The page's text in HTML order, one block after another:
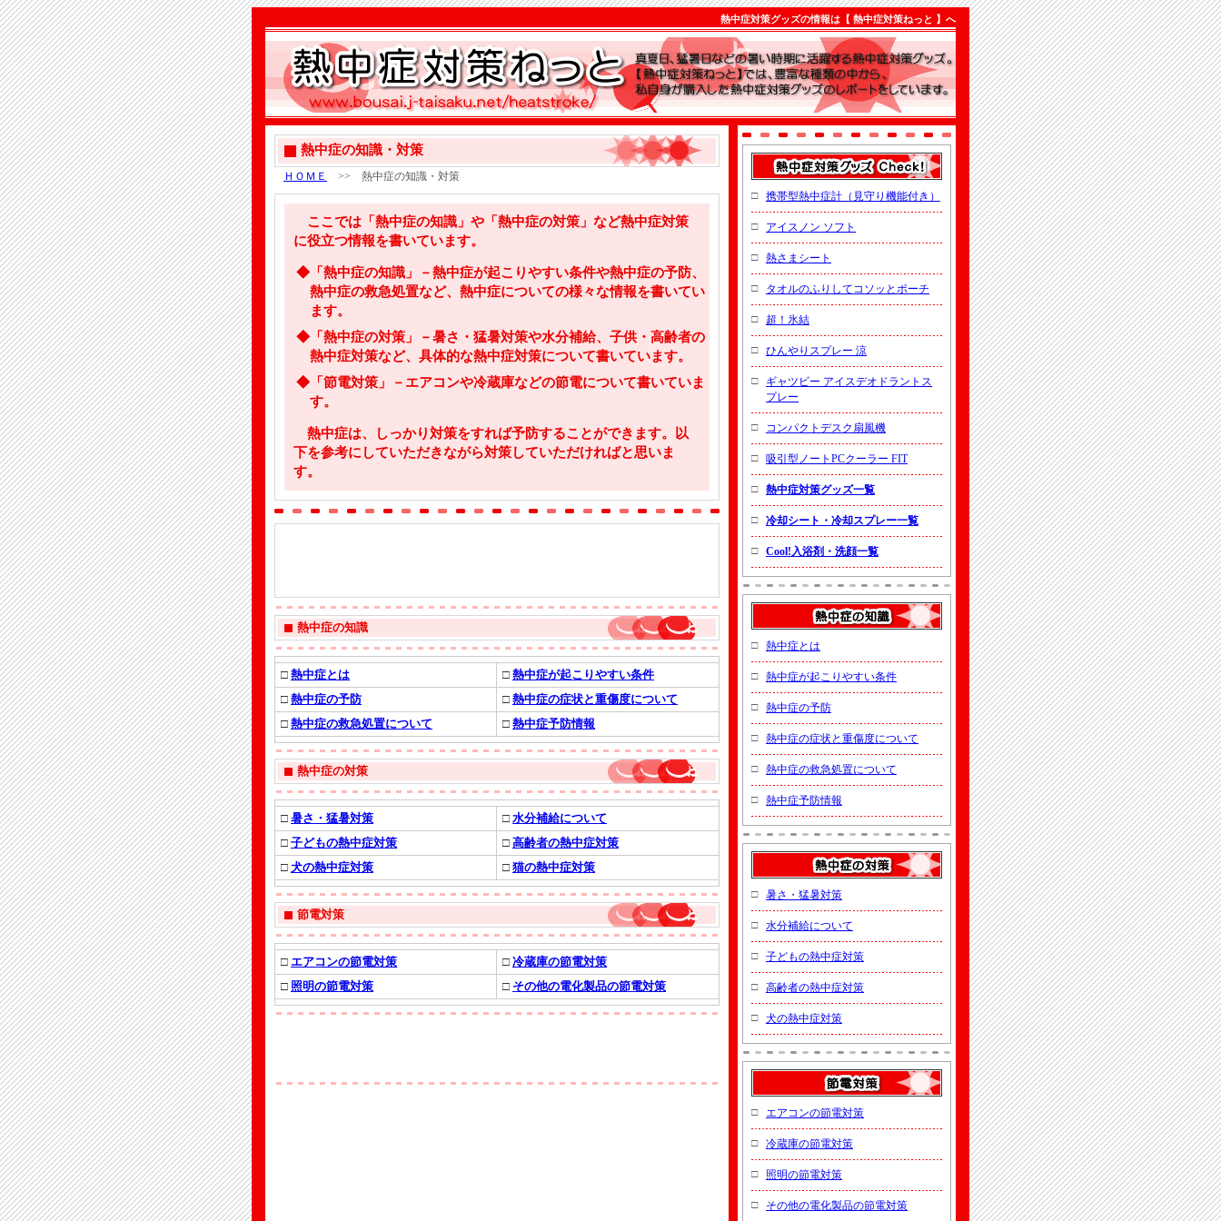
熱中症対策グッズの情報は【 熱中症対策ねっと 】へ
熱中症の知識・対策
ＨＯＭＥ >> 熱中症の知識・対策
ここでは「熱中症の知識」や「熱中症の対策」など熱中症対策
に役立つ情報を書いています。
◆ 「熱中症の知識」－熱中症が起こりやすい条件や熱中症の予防、
熱中症の救急処置など、熱中症についての様々な情報を書いてい
ます。
◆ 「熱中症の対策」－暑さ・猛暑対策や水分補給、子供・高齢者の
熱中症対策など、具体的な熱中症対策について書いています。
◆ 「節電対策」－エアコンや冷蔵庫などの節電について書いていま
す。
熱中症は、しっかり対策をすれば予防することができます。以
下を参考にしていただきながら対策していただければと思いま
す。
熱中症の知識
□ 熱中症とは □ 熱中症が起こりやすい条件
□ 熱中症の予防 □ 熱中症の症状と重傷度について
□ 熱中症の救急処置について □ 熱中症予防情報
熱中症の対策
□ 暑さ・猛暑対策 □ 水分補給について
□ 子どもの熱中症対策 □ 高齢者の熱中症対策
□ 犬の熱中症対策 □ 猫の熱中症対策
節電対策
□ エアコンの節電対策 □ 冷蔵庫の節電対策
□ 照明の節電対策 □ その他の電化製品の節電対策
□ 携帯型熱中症計（見守り機能付き）
□ アイスノン ソフト
□ 熱さまシート
□ タオルのふりしてコソッとポーチ
□ 超！氷結
□ ひんやりスプレー 涼
□
ギャツビー アイスデオドラントス
プレー
□ コンパクトデスク扇風機
□ 吸引型ノートPCクーラー FIT
□ 熱中症対策グッズ一覧
□ 冷却シート・冷却スプレー一覧
□ Cool!入浴剤・洗顔一覧
□ 熱中症とは
□ 熱中症が起こりやすい条件
□ 熱中症の予防
□ 熱中症の症状と重傷度について
□ 熱中症の救急処置について
□ 熱中症予防情報
□ 暑さ・猛暑対策
□ 水分補給について
□ 子どもの熱中症対策
□ 高齢者の熱中症対策
□ 犬の熱中症対策
□ エアコンの節電対策
□ 冷蔵庫の節電対策
□ 照明の節電対策
□ その他の電化製品の節電対策